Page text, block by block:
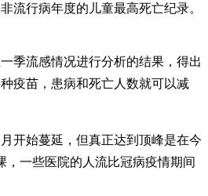
流行病年度的儿童最高死亡纪录。
季流感情况进行分析的结果，得出
疫苗，患病和死亡人数就可以减
开始蔓延，但真正达到顶峰是在今
，一些医院的人流比冠病疫情期间